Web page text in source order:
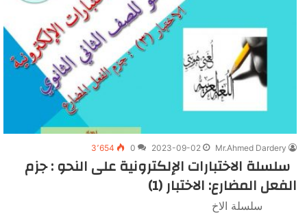
Mr.Ahmed Dardery
2023-09-02
0 3٬654
سلسلة الاختبارات الإلكترونية على النحو : جزم
الفعل المضارع: الاختبار (1)
سلسلة الاخ